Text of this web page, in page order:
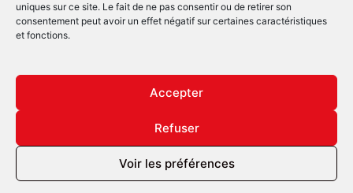
uniques sur ce site. Le fait de ne pas consentir ou de retirer son
consentement peut avoir un effet négatif sur certaines caractéristiques
et fonctions.
Accepter
Refuser
Voir les préférences
SUIVEZ-NOUS !
© Copyright © 2022 Maxi Flash